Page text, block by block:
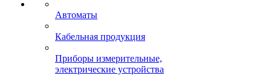
Автоматы
Кабельная продукция
Приборы измерительные,
электрические устройства